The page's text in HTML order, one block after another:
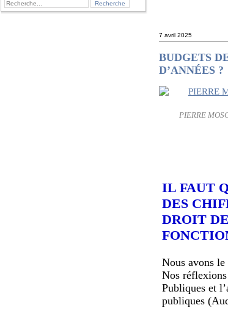
7 avril 2025
BUDGETS
D’ANNÉES ?
PIERRE
IL FAUT
DES
DROIT
Nous avons
Nos
Publiques et
publiques